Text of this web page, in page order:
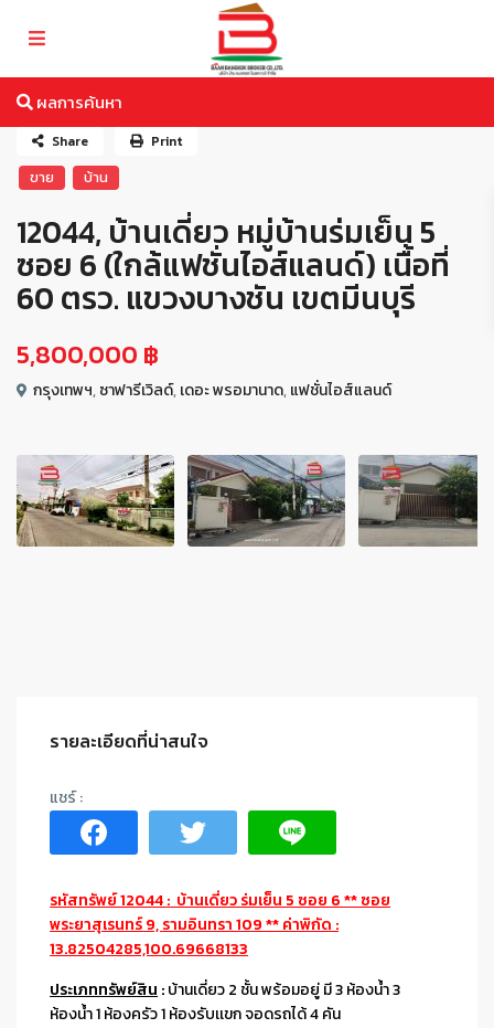
ผลการค้นหา
ขาย บ้าน
12044, บ้านเดี่ยว หมู่บ้านร่มเย็น 5
ซอย 6 (ใกล้แฟชั่นไอส์แลนด์) เนื้อที่
60 ตรว. แขวงบางชัน เขตมีนบุรี
5,800,000 ฿
กรุงเทพฯ,ซาฟารีเวิลด์,เดอะ พรอมานาด,แฟชั่นไอส์แลนด์
Share Print
รายละเอียดที่น่าสนใจ
รหัสทรัพย์ 12044 : บ้านเดี่ยว ร่มเย็น 5 ซอย 6 ** ซอย
พระยาสุเรนทร์ 9, รามอินทรา 109 ** ค่าพิกัด :
13.82504285,100.69668133
ประเภททรัพย์สิน :บ้านเดี่ยว 2 ชั้น พร้อมอยู่ มี3 ห้องน้ำ 3
ห้องน้ำ 1 ห้องครัว 1 ห้องรับเเขก จอดรถได้ 4 คัน